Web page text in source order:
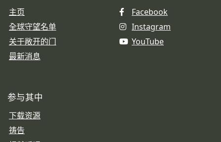
主页
全球守望名单
关于敞开的门
最新消息
Facebook
Instagram
YouTube
参与其中
下载资源
祷告